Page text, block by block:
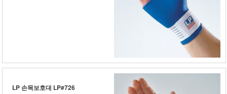
LP 손목보호대 LP#726